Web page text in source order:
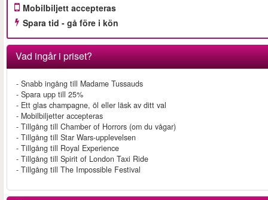
Mobilbiljett accepteras
Spara tid - gå före i kön
Vad ingår i priset?
- Snabb ingång till Madame Tussauds
- Spara upp till 25%
- Ett glas champagne, öl eller läsk av ditt val
- Mobilbiljetter accepteras
- Tillgång till Chamber of Horrors (om du vågar)
- Tillgång till Star Wars-upplevelsen
- Tillgång till Royal Experience
- Tillgång till Spirit of London Taxi Ride
- Tillgång till The Impossible Festival